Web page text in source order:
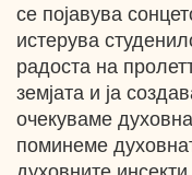
се појавува
истерува
радоста на
земјата и ја
очекуваме
поминеме